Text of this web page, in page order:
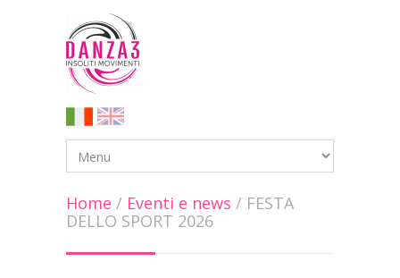
Home / Eventi e news / FESTA
DELLO SPORT 2026